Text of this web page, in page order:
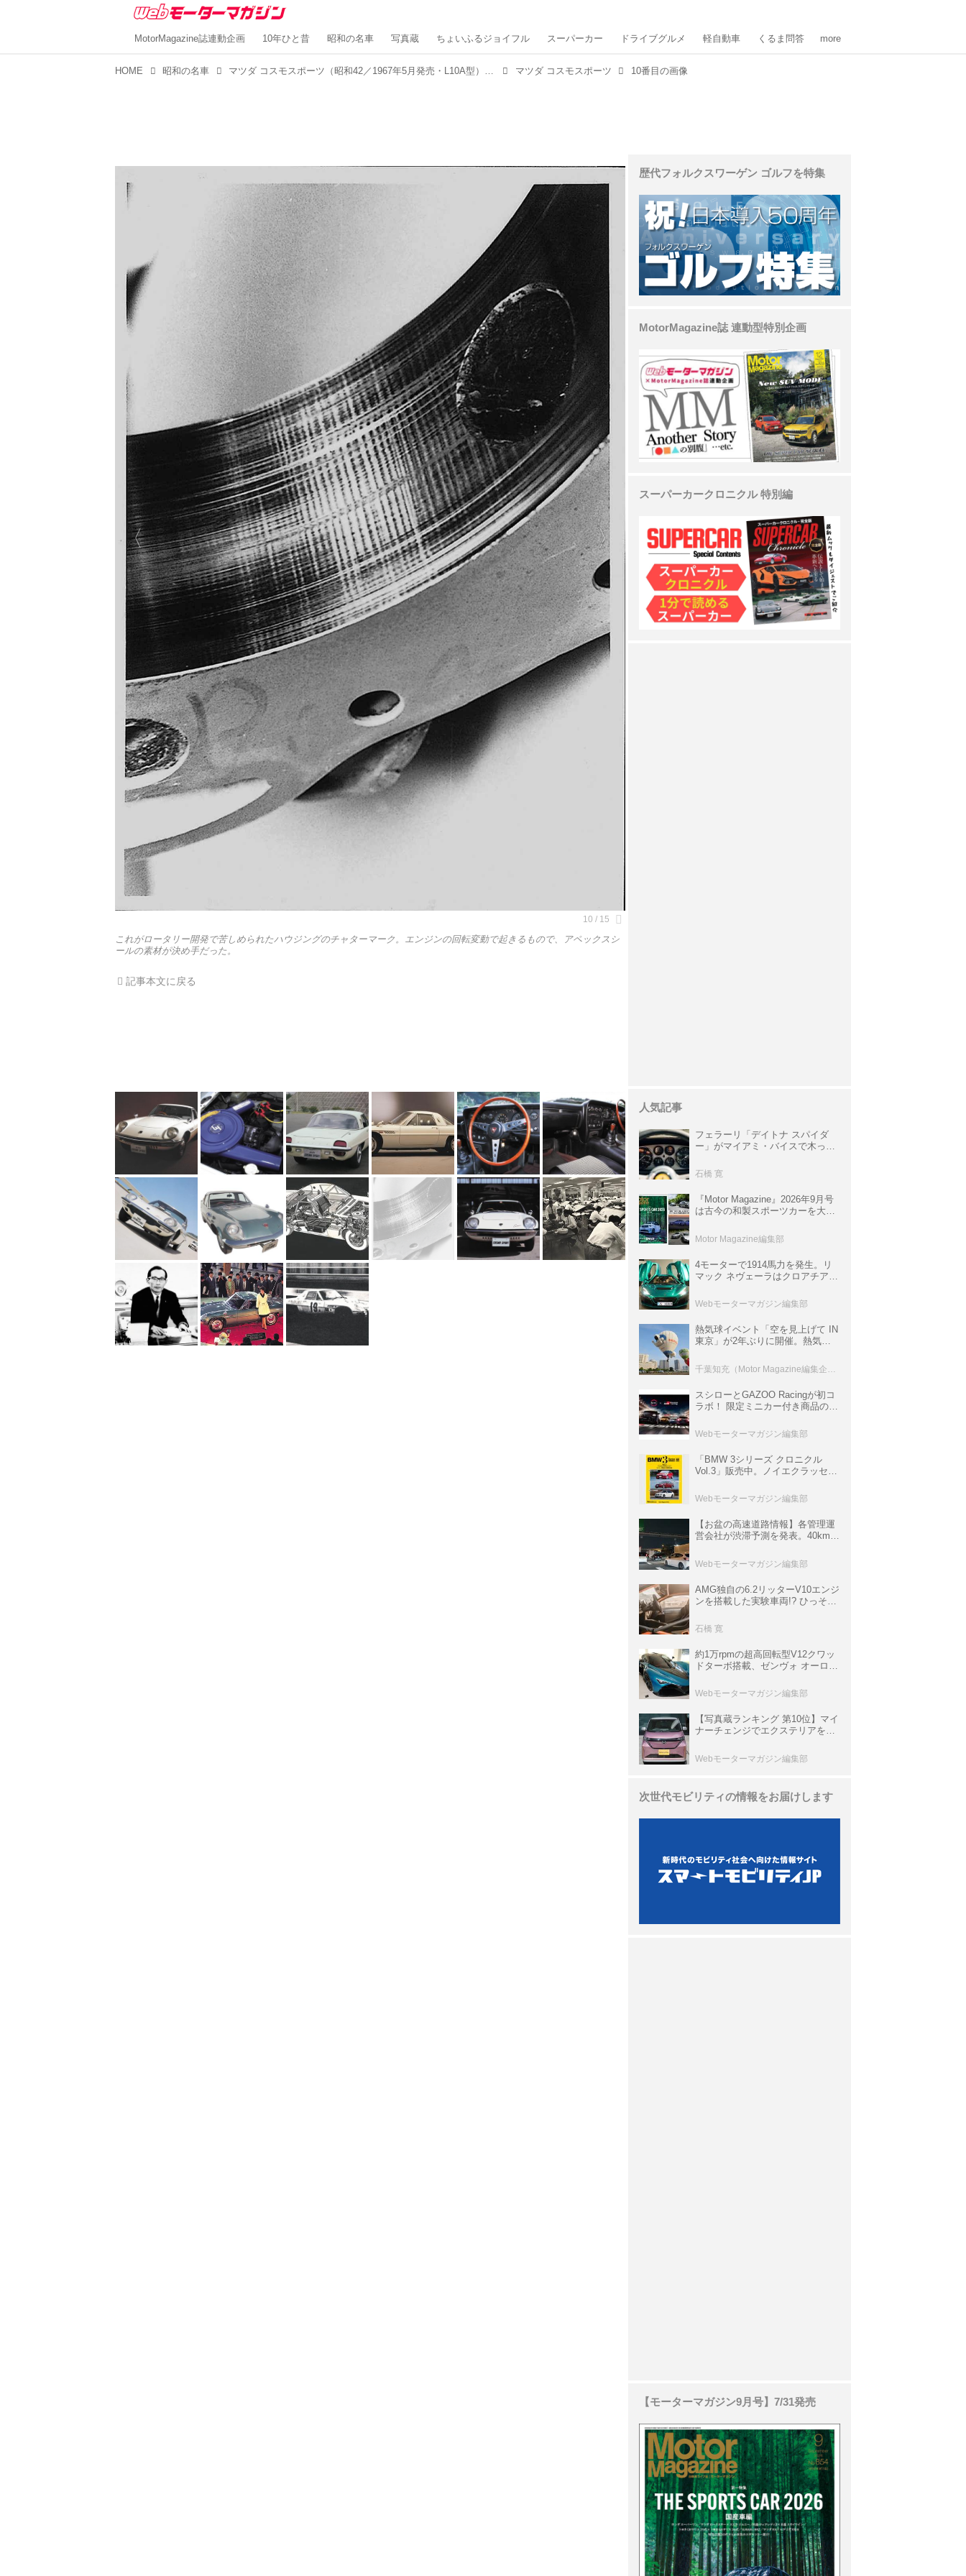
MotorMagazine誌連動企画 10年ひと昔 昭和の名車 写真蔵 ちょいふるジョイフル スーパーカー ドライブグルメ 軽自動車 くるま問答 more
HOME 昭和の名車 マツダ コスモスポーツ（昭和42／1967年5月発売・L10A型） 【昭和の名車・完全版ダイジェスト038】 マツダ コスモスポーツ 10番目の画像
これがロータリー開発で苦しめられたハウジングのチャターマーク。エンジンの回転変動で起きるもので、アペックスシ
ールの素材が決め手だった。
記事本文に戻る
歴代フォルクスワーゲン ゴルフを特集
MotorMagazine誌 連動型特別企画
スーパーカークロニクル 特別編
人気記事
フェラーリ「デイトナ スパイダ
ー」がマイアミ・バイスで木っ端
サ」に化けた理由
石橋 寛
『Motor Magazine』2026年9月号
は古今の和製スポーツカーを大特
情報も満載
Motor Magazine編集部
4モーターで1914馬力を発生。リ
マック ネヴェーラはクロアチア発
ロニクル・完全版／115】
Webモーターマガジン編集部
熱気球イベント「空を見上げて IN
東京」が2年ぶりに開催。熱気球
室などのコンテンツも
スシローとGAZOO Racingが初コ
ラボ！ 限定ミニカー付き商品の
ト体験があたる抽選企画などを展
開
Webモーターマガジン編集部
「BMW 3シリーズ クロニクル
Vol.3」販売中。ノイエクラッセか
ムック
Webモーターマガジン編集部
【お盆の高速道路情報】各管理運
営会社が渋滞予測を発表。40km以
数ある
Webモーターマガジン編集部
AMG独自の6.2リッターV10エンジ
ンを搭載した実験車両!? ひっそり
P900 プロトタイプ」とは
石橋 寛
約1万rpmの超高回転型V12クワッ
ドターボ搭載、ゼンヴォ オーロラ
イパーカー【スーパーカークロニ
クル・完全版／116】
Webモーターマガジン編集部
【写真蔵ランキング 第10位】マイ
ナーチェンジでエクステリアを刷
クラ」
Webモーターマガジン編集部
次世代モビリティの情報をお届けします
【モーターマガジン9月号】7/31発売